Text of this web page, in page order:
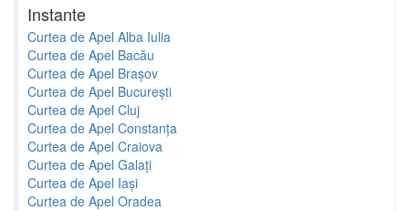
Instante
Curtea de Apel Alba Iulia
Curtea de Apel Bacău
Curtea de Apel Brașov
Curtea de Apel București
Curtea de Apel Cluj
Curtea de Apel Constanța
Curtea de Apel Craiova
Curtea de Apel Galați
Curtea de Apel Iași
Curtea de Apel Oradea